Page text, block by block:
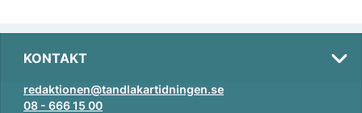
KONTAKT
redaktionen@tandlakartidningen.se
08 - 666 15 00